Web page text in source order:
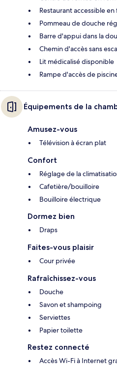
Restaurant accessible
Pommeau de douche
Barre d'appui dans la
Chemin d'accès sans
Lit médicalisé disponible
Rampe d'accès de
Équipements de la
Amusez-vous
Télévision à écran plat
Confort
Réglage de la
Cafetière/bouilloire
Bouilloire électrique
Dormez bien
Draps
Faites-vous plaisir
Cour privée
Rafraîchissez-vous
Douche
Savon et shampoing
Serviettes
Papier toilette
Restez connecté
Accès Wi-Fi à Internet